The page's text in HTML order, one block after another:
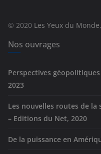
e
s
© 2020 Les Yeux du Monde
Nos ouvrages
Perspectives
2023
Les nouvelles routes de
– Editions du Net, 2020
De la puissance en